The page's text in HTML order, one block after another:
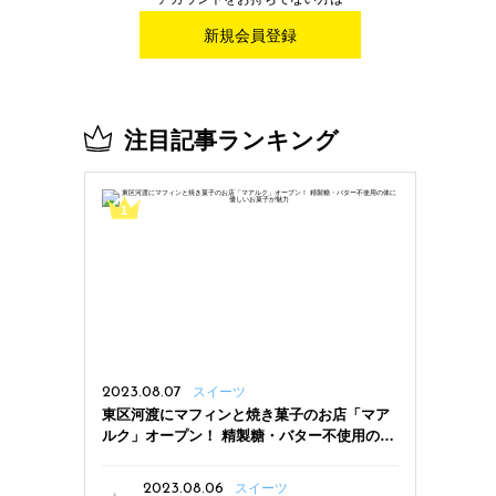
新規会員登録
注目記事ランキング
2023.08.07 スイーツ
東区河渡にマフィンと焼き菓子のお店「マア
ルク」オープン！ 精製糖・バター不使用の体
2023.08.06
スイーツ